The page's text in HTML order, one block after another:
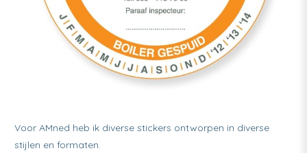
Voor AMned heb ik diverse stickers ontworpen in diverse
stijlen en formaten.